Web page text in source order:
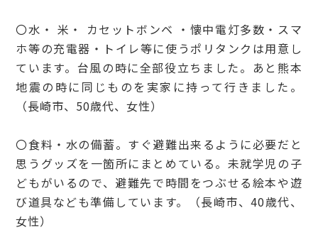
〇水・ 米・ カセットボンベ ・懐中電灯多数・スマ
ホ等の充電器・トイレ等に使うポリタンクは用意し
ています。台風の時に全部役立ちました。あと熊本
地震の時に同じものを実家に持って行きました。
（長崎市、50歳代、女性）
〇食料・水の備蓄。すぐ避難出来るように必要だと
思うグッズを一箇所にまとめている。未就学児の子
どもがいるので、避難先で時間をつぶせる絵本や遊
び道具なども準備しています。（長崎市、40歳代、
女性）